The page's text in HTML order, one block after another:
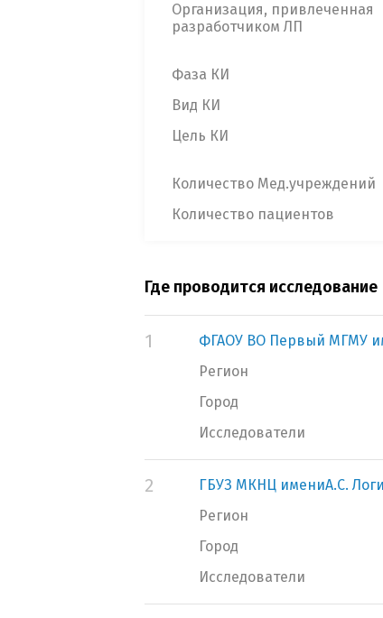
Организация, привлеченная
разработчиком ЛП
Фаза КИ
Вид КИ
Цель КИ
Количество Мед.учреждений
Количество пациентов
Где проводится исследование
1
ФГАОУ ВО Первый МГМУ
Регион
Город
Исследователи
2
ГБУЗ МКНЦ имениА.С.
Регион
Город
Исследователи